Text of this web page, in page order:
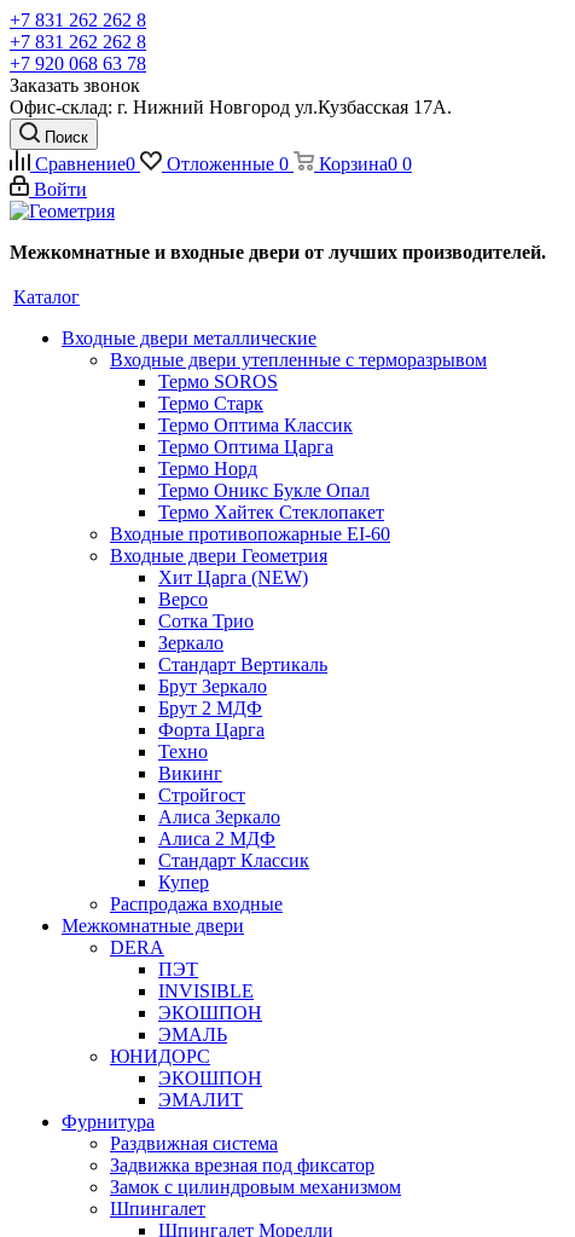
+7 831 262 262 8
+7 831 262 262 8
+7 920 068 63 78
Заказать звонок
Офис-склад: г. Нижний Новгород ул.Кузбасская 17А.
Поиск
Сравнение0 Отложенные 0 Корзина0 0
Войти
Межкомнатные и входные двери от лучших производителей.
Каталог
Входные двери металлические
Входные двери утепленные с терморазрывом
Термо SOROS
Термо Старк
Термо Оптима Классик
Термо Оптима Царга
Термо Норд
Термо Оникс Букле Опал
Термо Хайтек Стеклопакет
Входные противопожарные EI-60
Входные двери Геометрия
Хит Царга (NEW)
Версо
Сотка Трио
Зеркало
Стандарт Вертикаль
Брут Зеркало
Брут 2 МДФ
Форта Царга
Техно
Викинг
Стройгост
Алиса Зеркало
Алиса 2 МДФ
Стандарт Классик
Купер
Распродажа входные
Межкомнатные двери
DERA
ПЭТ
INVISIBLE
ЭКОШПОН
ЭМАЛЬ
ЮНИДОРС
ЭКОШПОН
ЭМАЛИТ
Фурнитура
Раздвижная система
Задвижка врезная под фиксатор
Замок с цилиндровым механизмом
Шпингалет
Шпингалет Морелли